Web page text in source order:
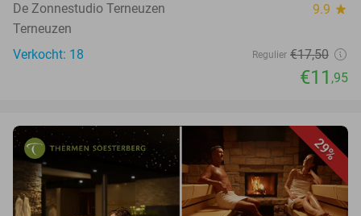
De Zonnestudio Terneuzen 9.9 star
Terneuzen
Verkocht: 18
Regulier €17,50
€11 ,95
29%